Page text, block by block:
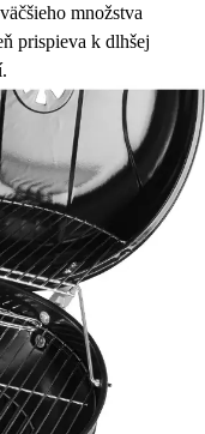
množstva
prispieva k dlhšej